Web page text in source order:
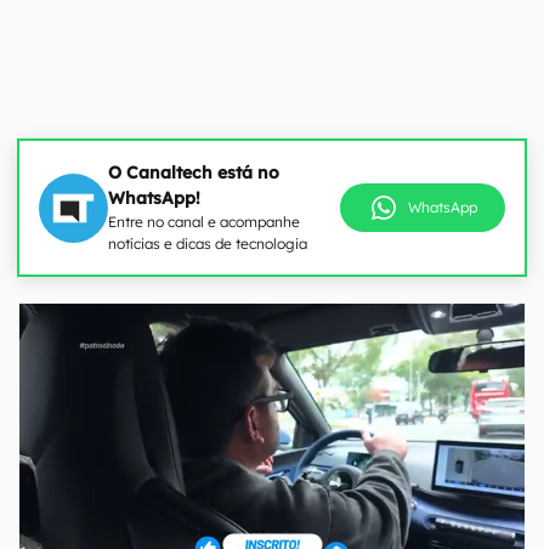
O Canaltech está no
WhatsApp!
Entre no canal e acompanhe
notícias e dicas de tecnologia
WhatsApp